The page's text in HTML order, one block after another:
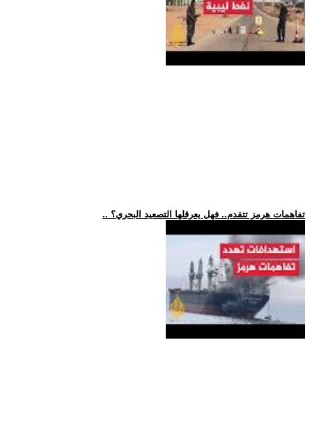
.. تفاهمات هرمز تتقدم.. فهل يعرقلها التصعيد البحري؟